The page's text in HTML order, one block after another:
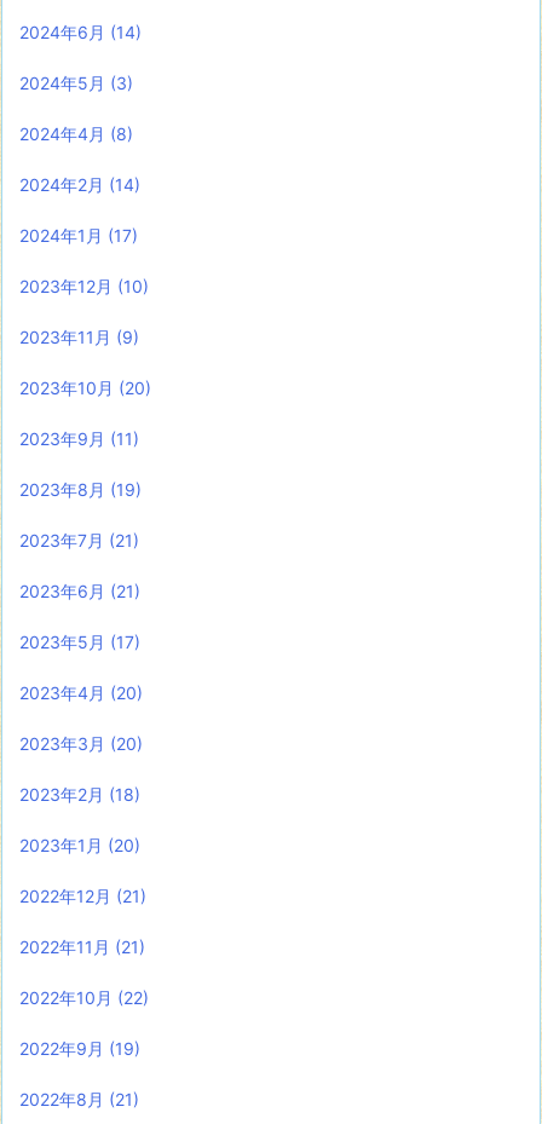
2024年6月 (14)
2024年5月 (3)
2024年4月 (8)
2024年2月 (14)
2024年1月 (17)
2023年12月 (10)
2023年11月 (9)
2023年10月 (20)
2023年9月 (11)
2023年8月 (19)
2023年7月 (21)
2023年6月 (21)
2023年5月 (17)
2023年4月 (20)
2023年3月 (20)
2023年2月 (18)
2023年1月 (20)
2022年12月 (21)
2022年11月 (21)
2022年10月 (22)
2022年9月 (19)
2022年8月 (21)